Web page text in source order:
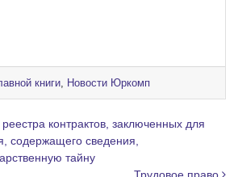
книги, Новости Юркомп
записям
контрактов, заключенных для
содержащего сведения,
тайну